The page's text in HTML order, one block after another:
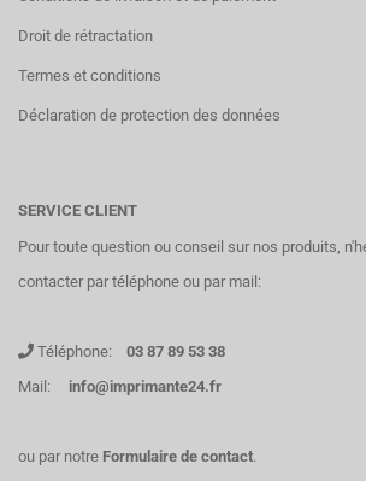
Droit de rétractation
Termes et conditions
Déclaration de protection des données
SERVICE CLIENT
Pour toute question ou conseil sur nos produits,
contacter par téléphone ou par mail:
Téléphone: 03 87 89 53 38
Mail:
info@imprimante24.fr
ou par notre Formulaire de contact.